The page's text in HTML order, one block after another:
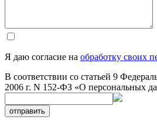
Я даю согласие на обработку своих
В соответствии со статьей 9
2006 г. N 152-ФЗ «О персональных
отправить